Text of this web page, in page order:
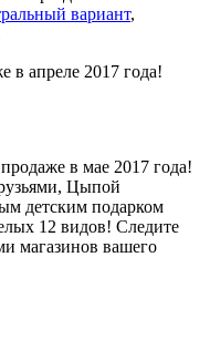
вариант,
в апреле 2017 года!
в мае 2017 года!
Цыпой
детским подарком
12 видов! Следите
магазинов вашего